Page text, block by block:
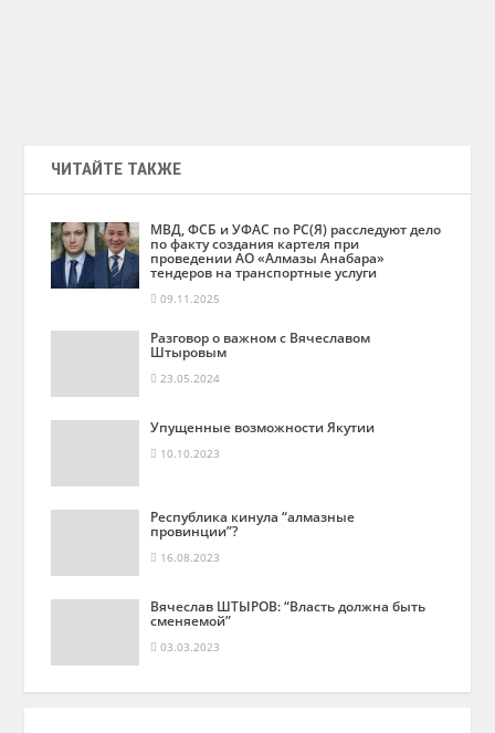
ЧИТАЙТЕ ТАКЖЕ
МВД, ФСБ и УФАС по РС(Я) расследуют дело
по факту создания картеля при
проведении АО «Алмазы Анабара»
тендеров на транспортные услуги
09.11.2025
Разговор о важном с Вячеславом
Штыровым
23.05.2024
Упущенные возможности Якутии
10.10.2023
Республика кинула “алмазные
провинции”?
16.08.2023
Вячеслав ШТЫРОВ: “Власть должна быть
сменяемой”
03.03.2023